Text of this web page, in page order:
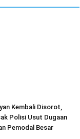
Kembali Disorot,
Polisi Usut Dugaan
Pemodal Besar